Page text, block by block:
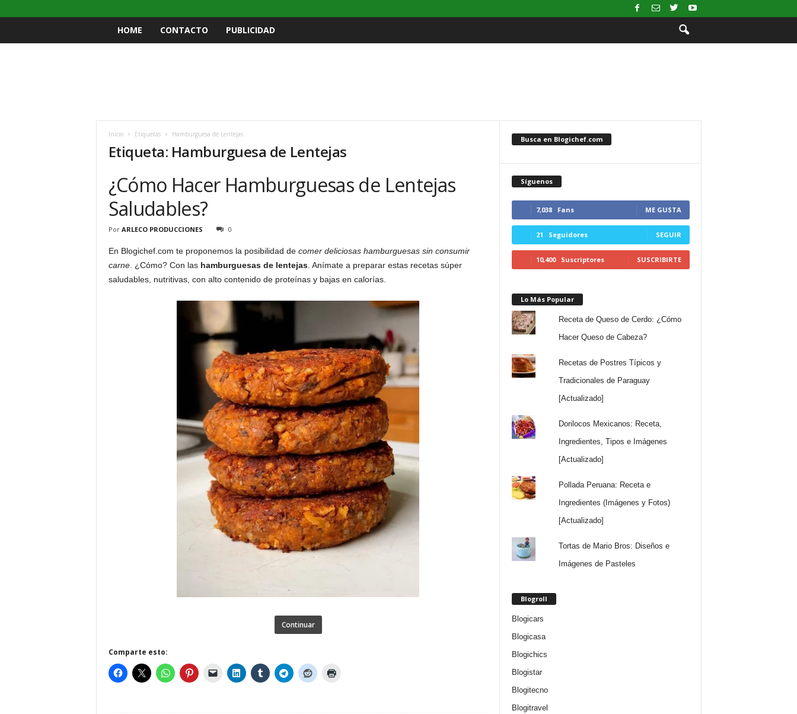
HOME CONTACTO PUBLICIDAD
Inicio Etiquetas Hamburguesa de Lentejas
Etiqueta: Hamburguesa de Lentejas
¿Cómo Hacer Hamburguesas de Lentejas
Saludables?
Por ARLECO PRODUCCIONES 0
En Blogichef.com te proponemos la posibilidad de comer deliciosas hamburguesas sin consumir
carne. ¿Cómo? Con las hamburguesas de lentejas. Anímate a preparar estas recetas súper
saludables, nutritivas, con alto contenido de proteínas y bajas en calorías.
Continuar
Comparte esto:
Busca en Blogichef.com
Síguenos
7,038 Fans ME GUSTA
21 Seguidores SEGUIR
10,400 Suscriptores SUSCRIBIRTE
Lo Más Popular
Receta de Queso de Cerdo: ¿Cómo
Hacer Queso de Cabeza?
Recetas de Postres Típicos y
Tradicionales de Paraguay
[Actualizado]
Dorilocos Mexicanos: Receta,
Ingredientes, Tipos e Imágenes
[Actualizado]
Pollada Peruana: Receta e
Ingredientes (Imágenes y Fotos)
[Actualizado]
Tortas de Mario Bros: Diseños e
Imágenes de Pasteles
Blogroll
Blogicars
Blogicasa
Blogichics
Blogistar
Blogitecno
Blogitravel